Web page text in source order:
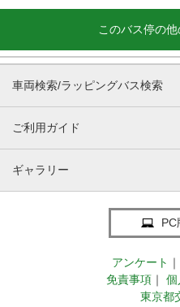
このバス停の
車両検索/ラッピングバス検索
ご利用ガイド
ギャラリー
PC
アンケート ｜
免責事項 ｜
個
東京都